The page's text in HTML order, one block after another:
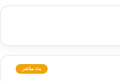
بث مباشر